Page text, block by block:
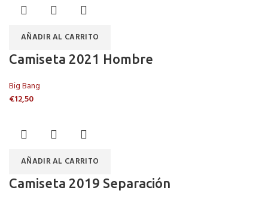
AÑADIR AL CARRITO
Camiseta 2021 Hombre
Big Bang
€12,50
AÑADIR AL CARRITO
Camiseta 2019 Separación